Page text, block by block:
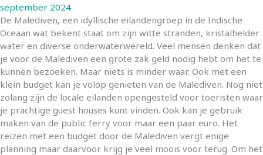
september 2024
De Malediven, een idyllische eilandengroep in de Indische
Oceaan wat bekent staat om zijn witte stranden, kristalhelder
water en diverse onderwaterwereld. Veel mensen denken dat
je voor de Malediven een grote zak geld nodig hebt om het te
kunnen bezoeken. Maar niets is minder waar. Ook met een
klein budget kan je volop genieten van de Malediven. Nog niet
zolang zijn de locale eilanden opengesteld voor toeristen waar
je prachtige guest houses kunt vinden. Ook kan je gebruik
maken van de public ferry voor maar een paar euro. Het
reizen met een budget door de Malediven vergt enige
planning maar daarvoor krijg je veel moois voor terug. Om het